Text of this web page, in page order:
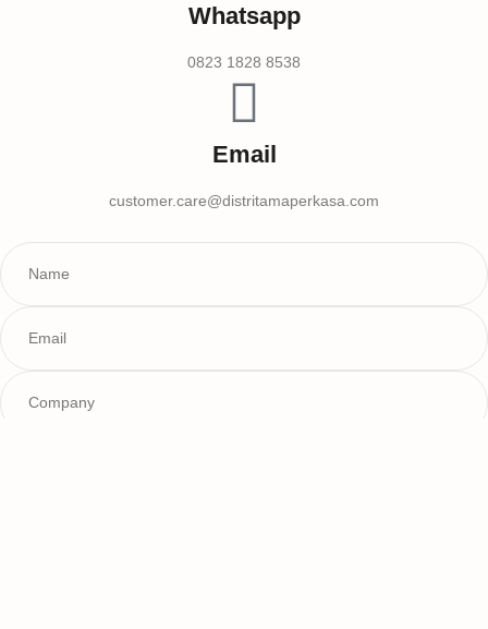
Whatsapp
0823 1828 8538
Email
customer.care@distritamaperkasa.com